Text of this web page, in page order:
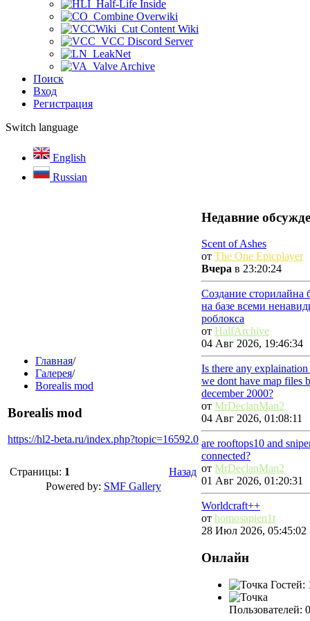
Half-Life Inside
Combine Overwiki
Cut Content Wiki
VCC Discord Server
LeakNet
Valve Archive
Поиск
Вход
Регистрация
Switch language
English
Russian
Главная/
Галерея/
Borealis mod
Borealis mod
https://hl2-beta.ru/index.php?topic=16592.0
Страницы: 1
Назад
Powered by: SMF Gallery
Недавние
Scent of Ashes
от The One Epicplayer
Вчера в 23:20:24
Создание сторилайна
на базе всеми
роблокса
от HalfArchive
04 Авг 2026, 19:46:34
Is there any
we dont have map files
december 2000?
от MrDeclanMan2
04 Авг 2026, 01:08:11
are rooftops10 and
connected?
от MrDeclanMan2
01 Авг 2026, 01:20:31
Worldcraft++
от homosapien1t
28 Июл 2026, 05:45:02
Онлайн
Гостей:
Пользователей: 0